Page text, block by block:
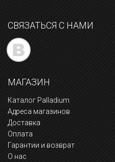
СВЯЗАТЬСЯ С НАМИ
МАГАЗИН
Каталог Palladium
Адреса магазинов
Доставка
Оплата
Гарантии и возврат
О нас